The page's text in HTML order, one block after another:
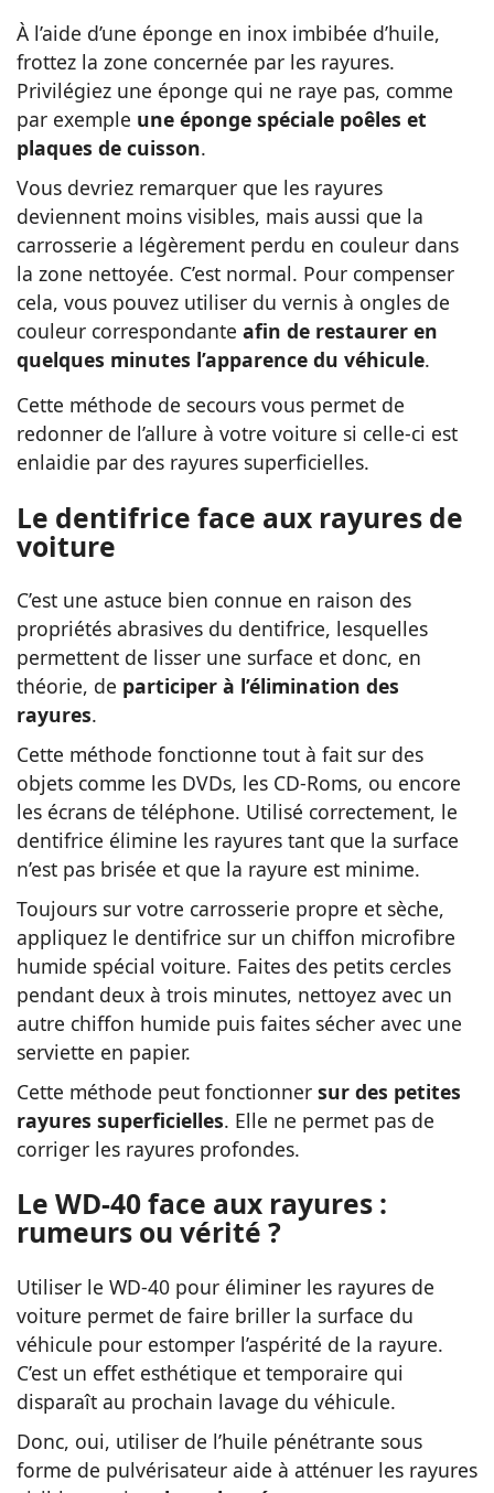
À l’aide d’une éponge en inox imbibée d’huile,
frottez la zone concernée par les rayures.
Privilégiez une éponge qui ne raye pas, comme
par exemple une éponge spéciale poêles et
plaques de cuisson.
Vous devriez remarquer que les rayures
deviennent moins visibles, mais aussi que la
carrosserie a légèrement perdu en couleur dans
la zone nettoyée. C’est normal. Pour compenser
cela, vous pouvez utiliser du vernis à ongles de
couleur correspondante afin de restaurer en
quelques minutes l’apparence du véhicule.
Cette méthode de secours vous permet de
redonner de l’allure à votre voiture si celle-ci est
enlaidie par des rayures superficielles.
Le dentifrice face aux rayures de
voiture
C’est une astuce bien connue en raison des
propriétés abrasives du dentifrice, lesquelles
permettent de lisser une surface et donc, en
théorie, de participer à l’élimination des
rayures.
Cette méthode fonctionne tout à fait sur des
objets comme les DVDs, les CD-Roms, ou encore
les écrans de téléphone. Utilisé correctement, le
dentifrice élimine les rayures tant que la surface
n’est pas brisée et que la rayure est minime.
Toujours sur votre carrosserie propre et sèche,
appliquez le dentifrice sur un chiffon microfibre
humide spécial voiture. Faites des petits cercles
pendant deux à trois minutes, nettoyez avec un
autre chiffon humide puis faites sécher avec une
serviette en papier.
Cette méthode peut fonctionner sur des petites
rayures superficielles. Elle ne permet pas de
corriger les rayures profondes.
Le WD-40 face aux rayures :
rumeurs ou vérité ?
Utiliser le WD-40 pour éliminer les rayures de
voiture permet de faire briller la surface du
véhicule pour estomper l’aspérité de la rayure.
C’est un effet esthétique et temporaire qui
disparaît au prochain lavage du véhicule.
Donc, oui, utiliser de l’huile pénétrante sous
forme de pulvérisateur aide à atténuer les rayures